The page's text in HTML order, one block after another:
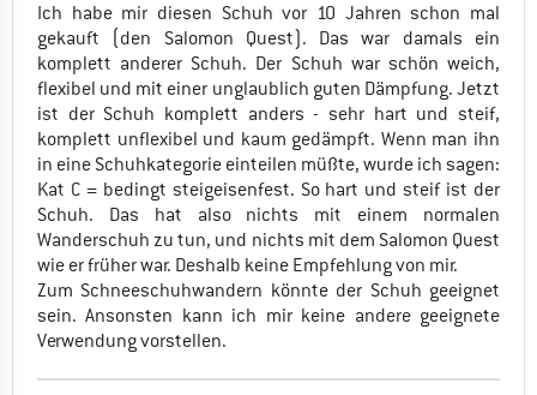
Ich habe mir diesen Schuh vor 10 Jahren schon mal
gekauft (den Salomon Quest). Das war damals ein
komplett anderer Schuh. Der Schuh war schön weich,
flexibel und mit einer unglaublich guten Dämpfung. Jetzt
ist der Schuh komplett anders - sehr hart und steif,
komplett unflexibel und kaum gedämpft. Wenn man ihn
in eine Schuhkategorie einteilen müßte, wurde ich sagen:
Kat C = bedingt steigeisenfest. So hart und steif ist der
Schuh. Das hat also nichts mit einem normalen
Wanderschuh zu tun, und nichts mit dem Salomon Quest
wie er früher war. Deshalb keine Empfehlung von mir.
Zum Schneeschuhwandern könnte der Schuh geeignet
sein. Ansonsten kann ich mir keine andere geeignete
Verwendung vorstellen.